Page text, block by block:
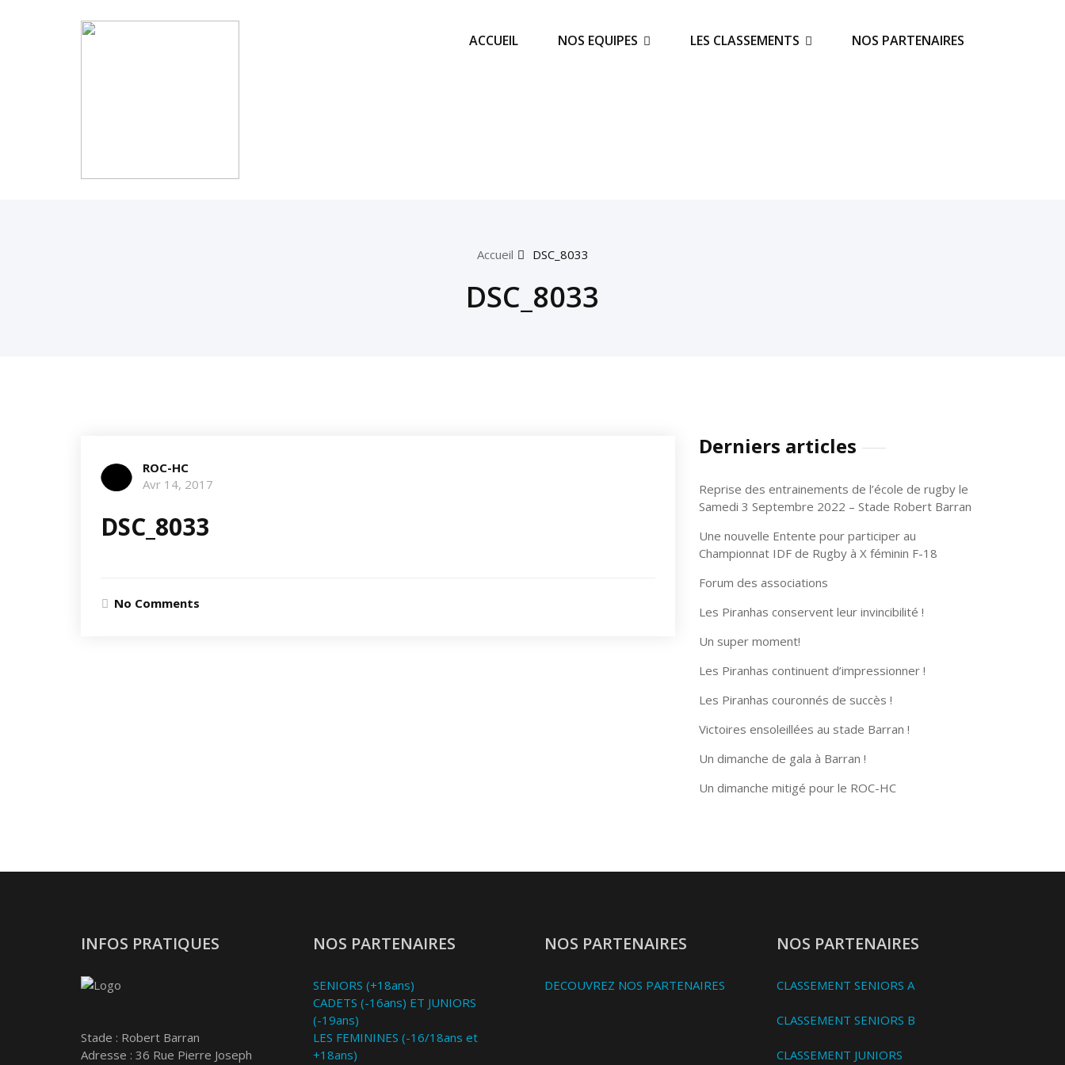
ACCUEIL NOS EQUIPES LES CLASSEMENTS NOS PARTENAIRES
Accueil DSC_8033
DSC_8033
ROC-HC
Avr 14, 2017
DSC_8033
No Comments
Derniers articles
Reprise des entrainements de l’école de rugby le
Samedi 3 Septembre 2022 – Stade Robert Barran
Une nouvelle Entente pour participer au
Championnat IDF de Rugby à X féminin F-18
Forum des associations
Les Piranhas conservent leur invincibilité !
Un super moment!
Les Piranhas continuent d’impressionner !
Les Piranhas couronnés de succès !
Victoires ensoleillées au stade Barran !
Un dimanche de gala à Barran !
Un dimanche mitigé pour le ROC-HC
INFOS PRATIQUES
Stade : Robert Barran
Adresse : 36 Rue Pierre Joseph
NOS PARTENAIRES
SENIORS (+18ans)
CADETS (-16ans) ET JUNIORS
(-19ans)
LES FEMININES (-16/18ans et
+18ans)
NOS PARTENAIRES
DECOUVREZ NOS PARTENAIRES
NOS PARTENAIRES
CLASSEMENT SENIORS A
CLASSEMENT SENIORS B
CLASSEMENT JUNIORS